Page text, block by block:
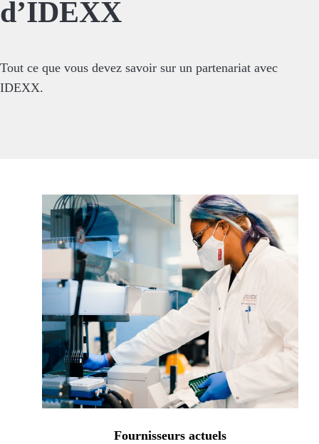
d’IDEXX
Tout ce que vous devez savoir sur un partenariat avec
IDEXX.
Fournisseurs actuels